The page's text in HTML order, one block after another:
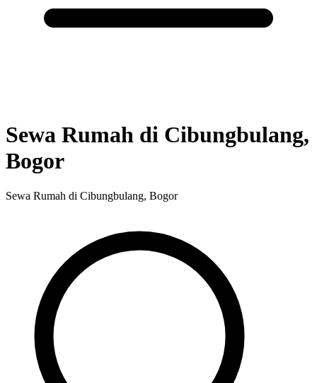
Sewa Rumah di Cibungbulang,
Bogor
Sewa Rumah di Cibungbulang, Bogor